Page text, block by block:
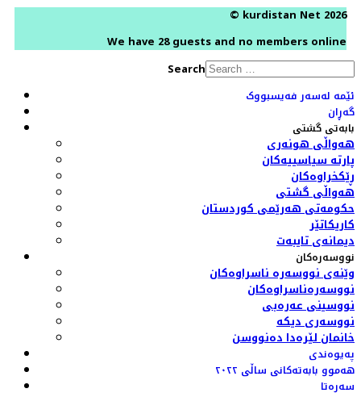
© kurdistan Net 2026
We have 28 guests and no members online
Search
ئێمە لەسەر فەیسبووک
گەڕان
بابەتی گشتی
هەواڵی هونەری
پارتە سیاسییەکان
ڕێکخراوەکان
هەواڵی گشتی
حکومەتی هەرێمی کوردستان
کاریکاتێر
دیمانەی تایبەت
نووسەرەکان
وێنەی نووسەرە ناسراوەکان
نووسەرەناسراوەکان
نووسینی عەرەبی
نووسەری دیکە
خانمان لێرەدا دەنووسن
پەیوەندی
هەموو بابەتەکانی ساڵی ٢٠٢٢
سەرەتا